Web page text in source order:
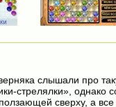
слышали про
стрелялки», однако
сверху, а